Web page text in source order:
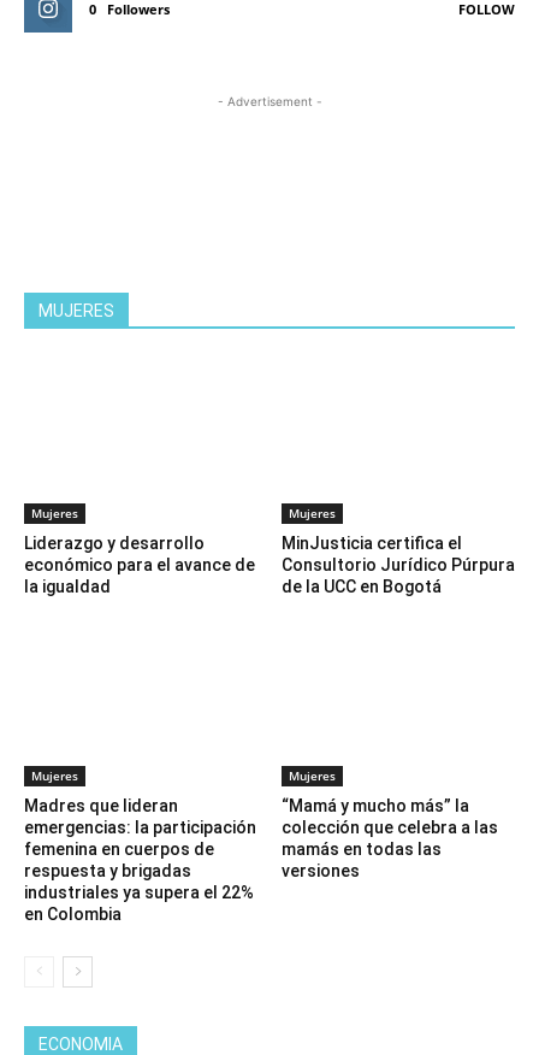
0 Followers FOLLOW
- Advertisement -
MUJERES
Mujeres
Liderazgo y desarrollo
económico para el avance de
la igualdad
Mujeres
MinJusticia certifica el
Consultorio Jurídico Púrpura
de la UCC en Bogotá
Mujeres
Madres que lideran
emergencias: la participación
femenina en cuerpos de
respuesta y brigadas
industriales ya supera el 22%
en Colombia
Mujeres
“Mamá y mucho más” la
colección que celebra a las
mamás en todas las
versiones
ECONOMIA